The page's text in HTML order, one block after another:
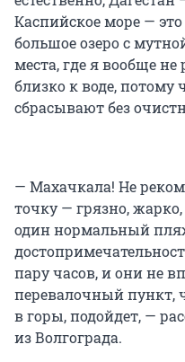
Каспийское море —
большое озеро с
места, где я вообще
близко к воде, потому
сбрасывают без
— Махачкала! Не
точку — грязно,
один нормальный
пару часов, и они не
перевалочный пункт,
в горы, подойдет, —
из Волгограда.